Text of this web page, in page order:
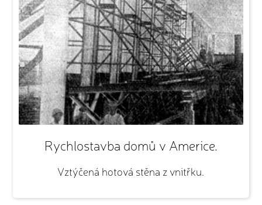
Rychlostavba domů v Americe.
Vztýčená hotová stěna z vnitřku.